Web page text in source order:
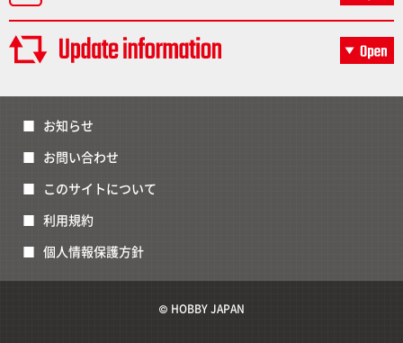
お知らせ
お問い合わせ
このサイトについて
利用規約
個人情報保護方針
© HOBBY JAPAN